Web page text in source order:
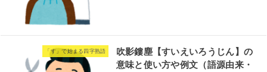
「す」で始まる四字熟語
吹影鏤塵【すいえいろうじん】の
意味と使い方や例文（語源由来・